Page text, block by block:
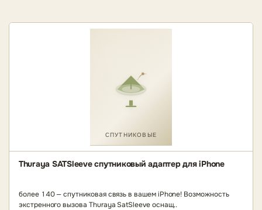
СПУТНИКОВЫЕ
Thuraya SATSleeve спутниковый адаптер для iPhone
более 140 — спутниковая связь в вашем iPhone! Возможность
экстренного вызова Thuraya SatSleeve оснащ..